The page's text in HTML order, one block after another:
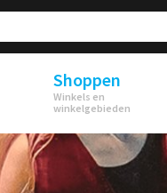
Shoppen
Winkels en
winkelgebieden